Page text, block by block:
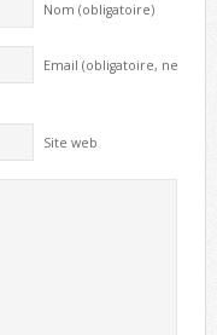
Nom (obligatoire)
Email (obligatoire, ne
Site web